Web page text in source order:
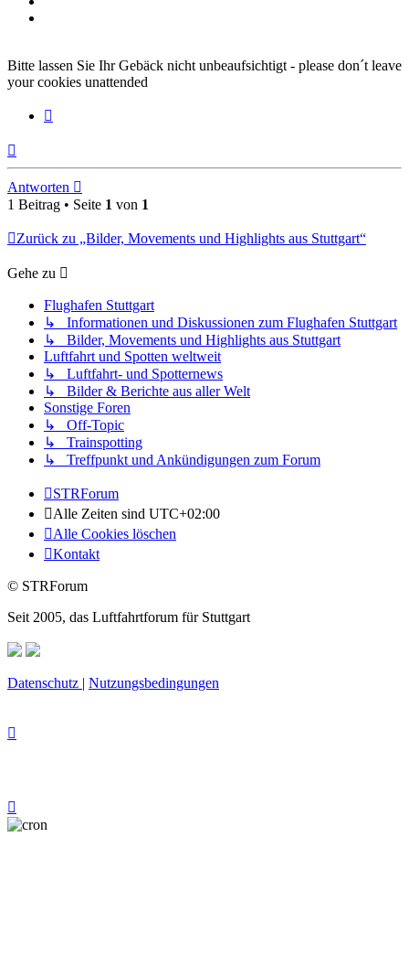
Bitte lassen Sie Ihr Gebäck nicht unbeaufsichtigt - please don´t leave
your cookies unattended
Antworten
1 Beitrag • Seite 1 von 1
Zurück zu „Bilder, Movements und Highlights aus Stuttgart“
Gehe zu
Flughafen Stuttgart
↳ Informationen und Diskussionen zum Flughafen Stuttgart
↳ Bilder, Movements und Highlights aus Stuttgart
Luftfahrt und Spotten weltweit
↳ Luftfahrt- und Spotternews
↳ Bilder & Berichte aus aller Welt
Sonstige Foren
↳ Off-Topic
↳ Trainspotting
↳ Treffpunkt und Ankündigungen zum Forum
STRForum
Alle Zeiten sind UTC+02:00
Alle Cookies löschen
Kontakt
© STRForum
Seit 2005, das Luftfahrtforum für Stuttgart
Datenschutz | Nutzungsbedingungen